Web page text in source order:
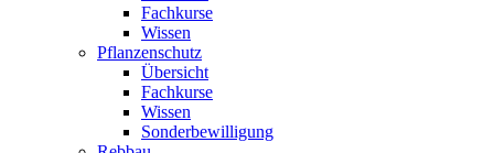
Fachkurse
Wissen
Pflanzenschutz
Übersicht
Fachkurse
Wissen
Sonderbewilligung